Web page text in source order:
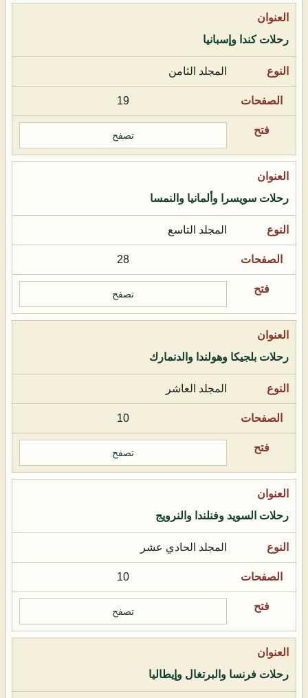
رحلات كندا وإسبانيا
المجلد الثامن
19
تصفح
رحلات سويسرا وألمانيا والنمسا
المجلد التاسع
28
تصفح
رحلات بلجيكا وهولندا والدنمارك
المجلد العاشر
10
تصفح
رحلات السويد وفنلندا والنرويج
المجلد الحادي عشر
10
تصفح
رحلات فرنسا والبرتغال وإيطاليا